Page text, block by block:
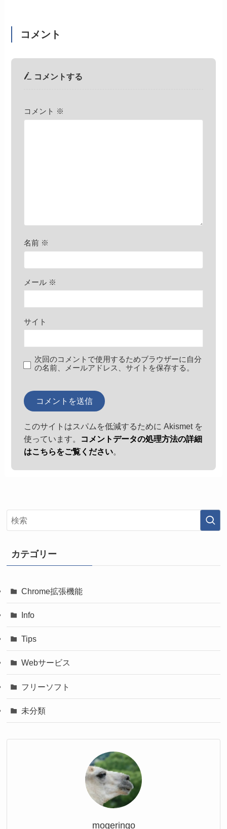
コメント
コメントする
コメント ※
名前 ※
メール ※
サイト
次回のコメントで使用するためブラウザーに自分
の名前、メールアドレス、サイトを保存する。
このサイトはスパムを低減するために Akismet を
使っています。
コメントデータの処理方法の詳細
はこちらをご覧ください。
カテゴリー
Chrome拡張機能
Info
Tips
Webサービス
フリーソフト
未分類
mogeringo